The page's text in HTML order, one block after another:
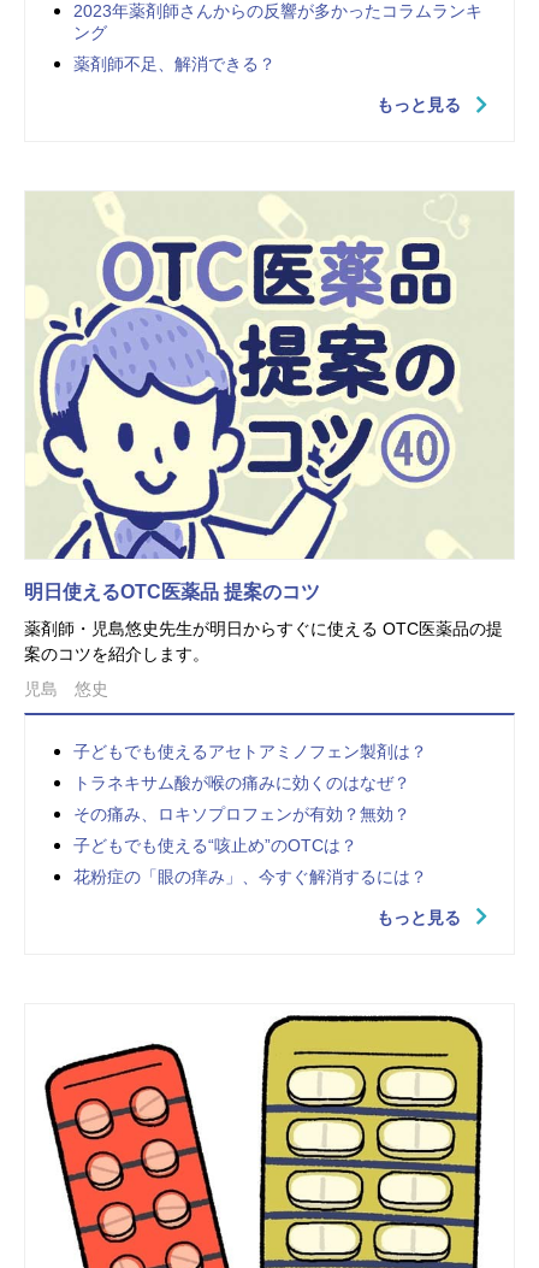
2023年薬剤師さんからの反響が多かったコラムランキ
ング
薬剤師不足、解消できる？
もっと見る
明日使えるOTC医薬品 提案のコツ
薬剤師・児島悠史先生が明日からすぐに使える OTC医薬品の提
案のコツを紹介します。
児島 悠史
子どもでも使えるアセトアミノフェン製剤は？
トラネキサム酸が喉の痛みに効くのはなぜ？
その痛み、ロキソプロフェンが有効？無効？
子どもでも使える“咳止め”のOTCは？
花粉症の「眼の痒み」、今すぐ解消するには？
もっと見る